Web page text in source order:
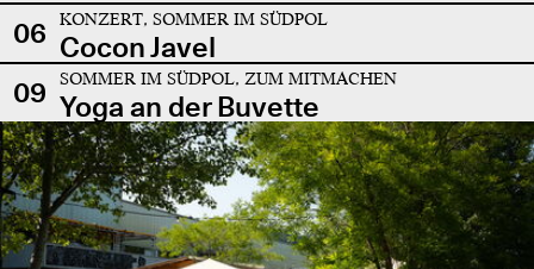
06 KONZERT, SOMMER IM SÜDPOL
Cocon Javel
09
SOMMER IM SÜDPOL, ZUM MITMACHEN
Yoga an der Buvette